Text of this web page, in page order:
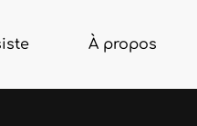
À propos